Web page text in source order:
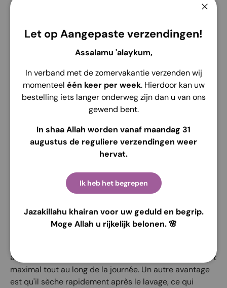
Service de retrait disponible àEdelsmidsdreef 4
Habituellement prête en 2 heures
Voir les informations de la boutique
Envoi Retour
Qomees Zein est le meilleur choix pour les frères qui
recherchent un style simple mais élégant. Conçu avec
une silhouette simple, ce qomees donne un look
absorbent bien la transpiration, cela garantit un confort
maximal tout au long de la journée. Un autre avantage
est qu'il sèche rapidement après le lavage, ce qui
Let op Aangepaste verzendingen!
Assalamu 'alaykum,
In verband met de zomervakantie verzenden wij
momenteel één keer per week. Hierdoor kan uw
bestelling iets langer onderweg zijn dan u van ons
gewend bent.
In shaa Allah worden vanaf maandag 31
augustus de reguliere verzendingen weer
hervat.
Ik heb het begrepen
Jazakillahu khairan voor uw geduld en begrip.
Moge Allah u rijkelijk belonen. 🌸